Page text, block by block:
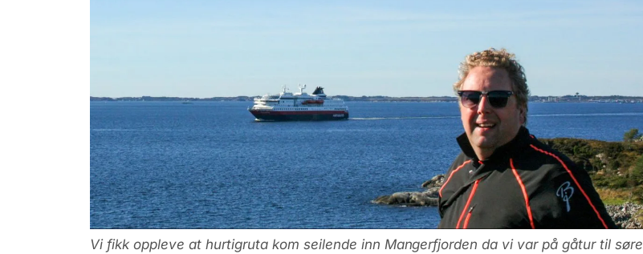
Vi fikk oppleve at hurtigruta kom seilende inn Mangerfjorden da vi var på gåtur til søre